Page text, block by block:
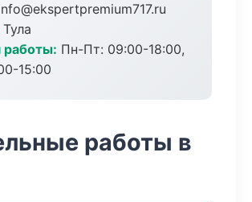
Тула
Пн-Пт: 09:00-18:00,
15:00
работы в